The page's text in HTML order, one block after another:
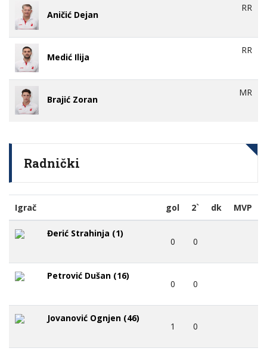
Aničić Dejan
RR
Medić Ilija
RR
Brajić Zoran
MR
Radnički
Igrač gol 2` dk MVP
Đerić Strahinja (1)
0 0
Petrović Dušan (16)
0 0
Jovanović Ognjen (46)
1 0